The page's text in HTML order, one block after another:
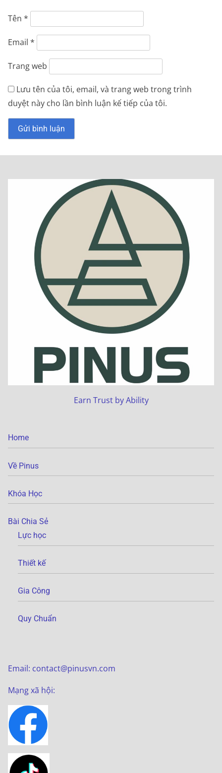
Tên *
Email *
Trang web
Lưu tên của tôi, email, và trang web trong trình
duyệt này cho lần bình luận kế tiếp của tôi.
Earn Trust by Ability
Home
Về Pinus
Khóa Học
Bài Chia Sẻ
Lực học
Thiết kế
Gia Công
Quy Chuẩn
Email: contact@pinusvn.com
Mạng xã hội: